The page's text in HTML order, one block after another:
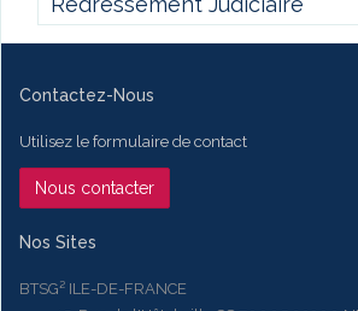
Contactez-Nous
Utilisez le formulaire de contact
Nous contacter
Nos Sites
BTSG² ILE-DE-FRANCE